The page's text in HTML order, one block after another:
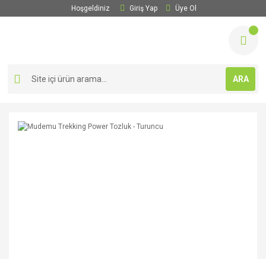
Hoşgeldiniz Giriş Yap Üye Ol
ARA